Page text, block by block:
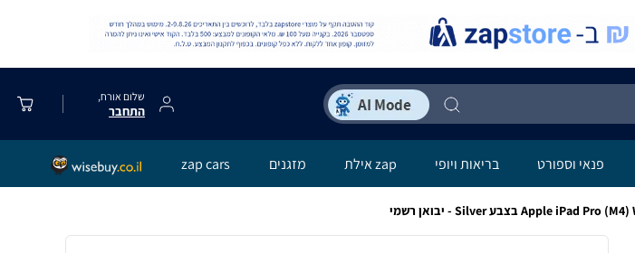
שלום אורח,
התחבר
פנאי וספורט בריאות ויופי zap אילת מזגנים zap cars